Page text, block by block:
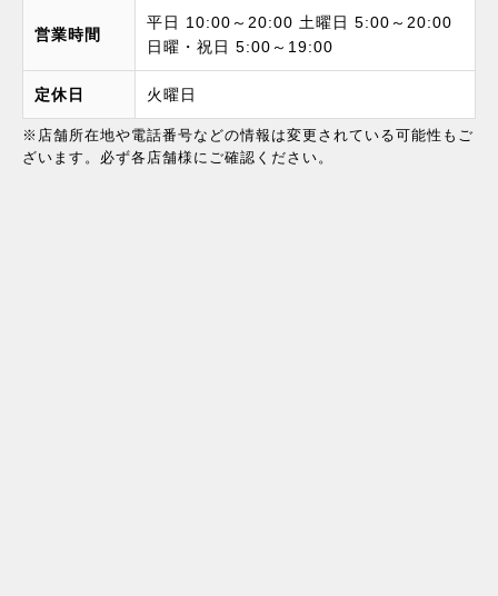
営業時間
平日 10:00～20:00 土曜日 5:00～20:00
日曜・祝日 5:00～19:00
定休日 火曜日
※店舗所在地や電話番号などの情報は変更されている可能性もご
ざいます。必ず各店舗様にご確認ください。